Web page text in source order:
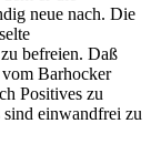
neue nach. Die
befreien. Daß
Barhocker
Positives zu
einwandfrei zu